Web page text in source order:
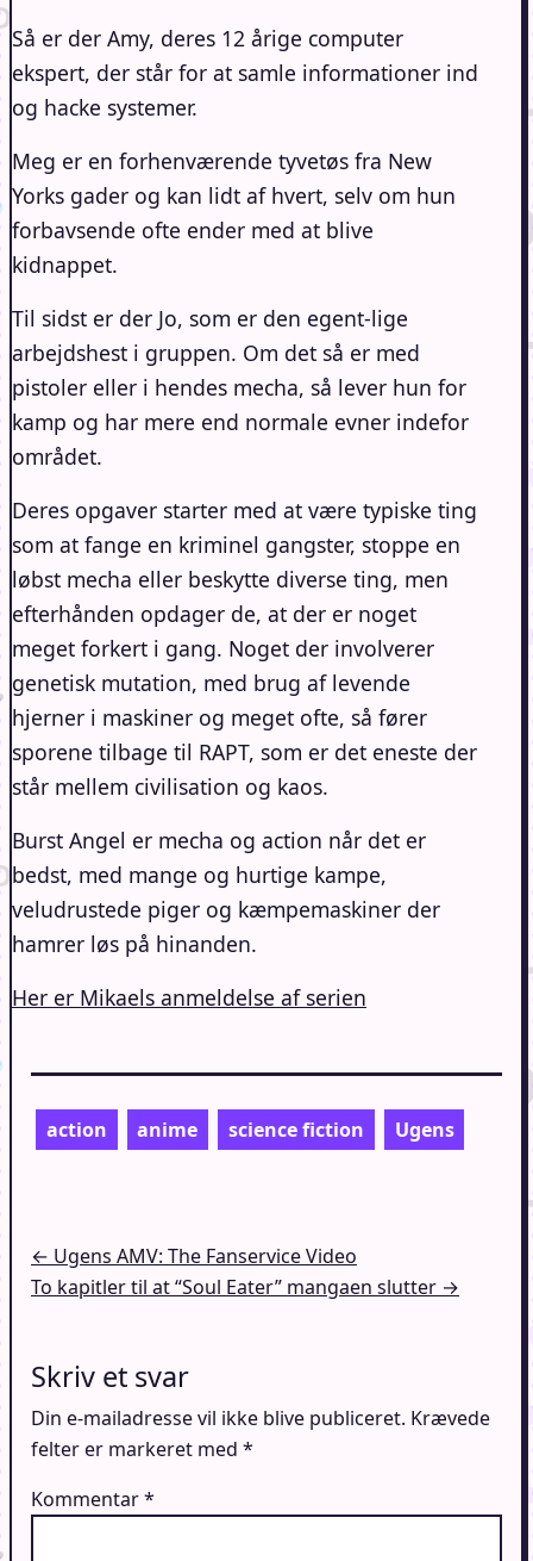
Så er der Amy, deres 12 årige computer
ekspert, der står for at samle informationer ind
og hacke systemer.
Meg er en forhenværende tyvetøs fra New
Yorks gader og kan lidt af hvert, selv om hun
forbavsende ofte ender med at blive
kidnappet.
Til sidst er der Jo, som er den egent-lige
arbejdshest i gruppen. Om det så er med
pistoler eller i hendes mecha, så lever hun for
kamp og har mere end normale evner indefor
området.
Deres opgaver starter med at være typiske ting
som at fange en kriminel gangster, stoppe en
løbst mecha eller beskytte diverse ting, men
efterhånden opdager de, at der er noget
meget forkert i gang. Noget der involverer
genetisk mutation, med brug af levende
hjerner i maskiner og meget ofte, så fører
sporene tilbage til RAPT, som er det eneste der
står mellem civilisation og kaos.
Burst Angel er mecha og action når det er
bedst, med mange og hurtige kampe,
veludrustede piger og kæmpemaskiner der
hamrer løs på hinanden.
Her er Mikaels anmeldelse af serien
action anime science fiction Ugens
Indlægsnavigation
← Ugens AMV: The Fanservice Video
To kapitler til at “Soul Eater” mangaen slutter →
Skriv et svar
Din e-mailadresse vil ikke blive publiceret. Krævede
felter er markeret med *
Kommentar*